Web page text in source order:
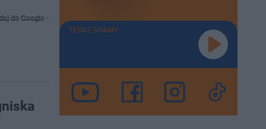
do Google
TERAZ GRAMY